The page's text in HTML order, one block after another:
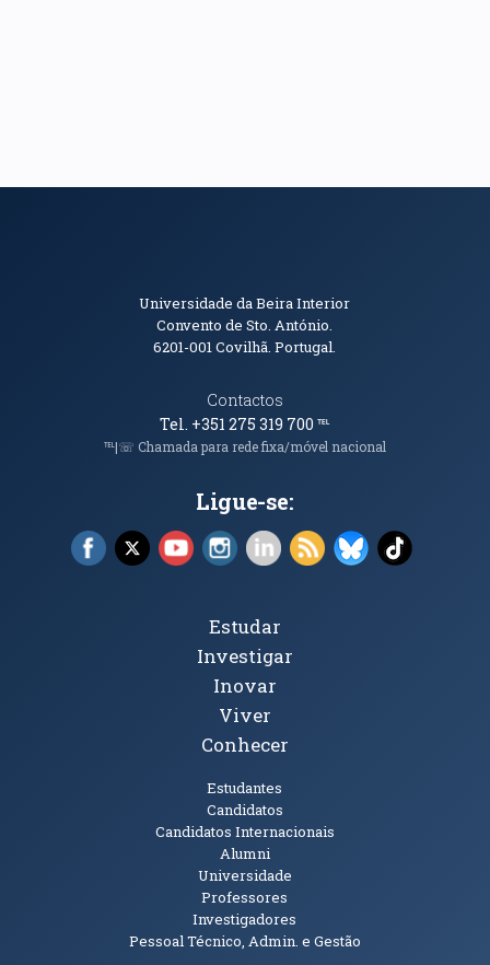
Informações de Contacto
Universidade da Beira Interior
Convento de Sto. António.
6201-001Covilhã. Portugal.
Contactos
Tel. +351 275 319 700℡
℡|☏ Chamada para rede fixa/móvel nacional
Ligue-se:
Facebook (abre em nova janela)
X (abre em nova janela)
YouTube (abre em nova janela)
Instagram (abre em nova janela)
LinkedIn (abre em nova
RSS (abre em nova
Bluesky (abre
TikTok
Tópicos Principais
Estudar
Investigar
Inovar
Viver
Conhecer
Estudantes
Candidatos
Candidatos Internacionais
Alumni
Universidade
Professores
Investigadores
Pessoal Técnico, Admin. e Gestão